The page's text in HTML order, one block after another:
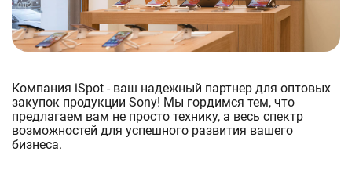
Компания iSpot - ваш надежный партнер для оптовых
закупок продукции Sony! Мы гордимся тем, что
предлагаем вам не просто технику, а весь спектр
возможностей для успешного развития вашего
бизнеса.